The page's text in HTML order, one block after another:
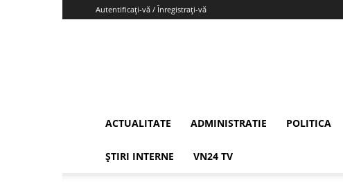
Autentificați-vă / Înregistrați-vă
ACTUALITATE ADMINISTRATIE POLITICA
ȘTIRI INTERNE VN24 TV